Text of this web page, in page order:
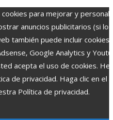
para mejorar y
anuncios publicitarios (si los
también puede incluir cookies
Google Analytics y
acepta el uso de cookies.
de privacidad. Haga clic en el
Política de privacidad.